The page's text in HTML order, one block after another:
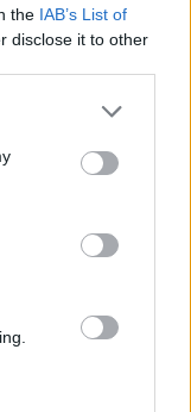
the IAB’s List of
disclose it to other